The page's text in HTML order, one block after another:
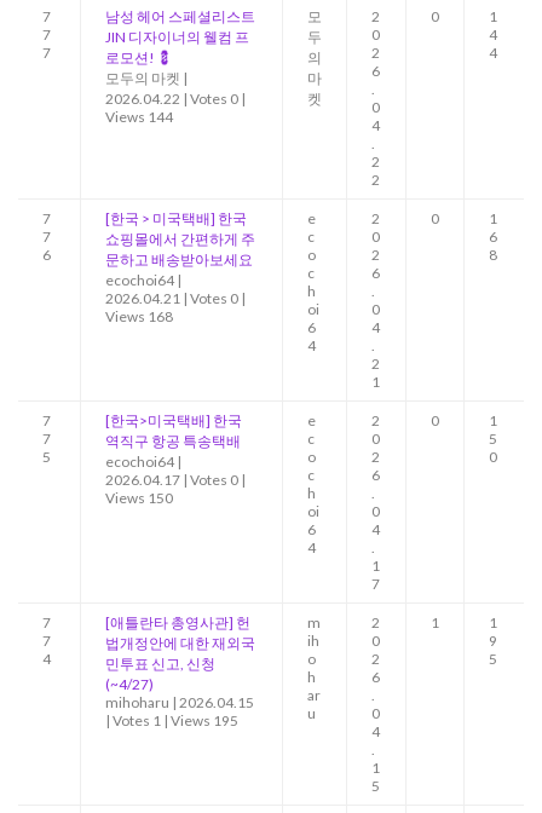
7
7
7
남성 헤어 스페셜리스트
JIN 디자이너의 웰컴 프
로모션! 💈
모두의 마켓 |
2026.04.22 | Votes 0 |
Views 144
모
두
의
마
켓
2
0
2
6
0
4
2
2
0
1
4
4
7
7
6
[한국 > 미국택배] 한국
쇼핑몰에서 간편하게 주
문하고 배송받아보세요
ecochoi64 |
2026.04.21 | Votes 0 |
Views 168
e
c
o
c
h
oi
6
4
2
0
2
6
0
4
2
1
0
1
6
8
7
7
5
[한국>미국택배] 한국
역직구 항공 특송택배
ecochoi64 |
2026.04.17 | Votes 0 |
Views 150
e
c
o
c
h
oi
6
4
2
0
2
6
0
4
1
7
0
1
5
0
7
7
4
[애틀란타 총영사관] 헌
법개정안에 대한 재외국
민투표 신고, 신청
(~4/27)
mihoharu | 2026.04.15
| Votes 1 | Views 195
m
ih
o
h
ar
u
2
0
2
6
0
4
1
5
1
1
9
5